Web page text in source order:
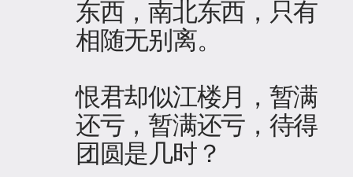
东西，南北东西，只有
相随无别离。
恨君却似江楼月，暂满
还亏，暂满还亏，待得
团圆是几时？